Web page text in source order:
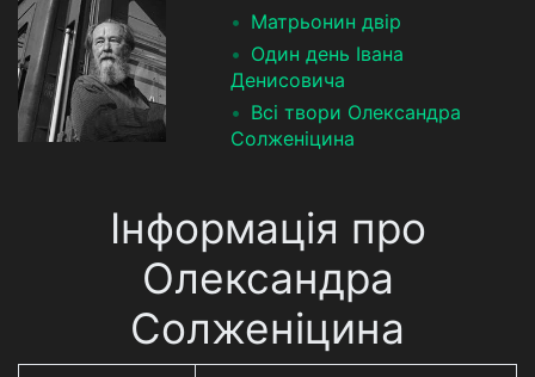
Матрьонин двір
Один день Івана
Денисовича
Всі твори Олександра
Солженіцина
Інформація про
Олександра
Солженіцина